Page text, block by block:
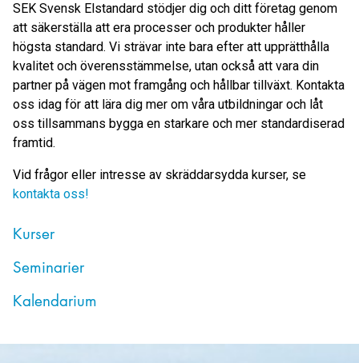
SEK Svensk Elstandard stödjer dig och ditt företag genom
att säkerställa att era processer och produkter håller
högsta standard. Vi strävar inte bara efter att upprätthålla
kvalitet och överensstämmelse, utan också att vara din
partner på vägen mot framgång och hållbar tillväxt. Kontakta
oss idag för att lära dig mer om våra utbildningar och låt
oss tillsammans bygga en starkare och mer standardiserad
framtid.
Vid frågor eller intresse av skräddarsydda kurser, se
kontakta oss!
Kurser
Seminarier
Kalendarium